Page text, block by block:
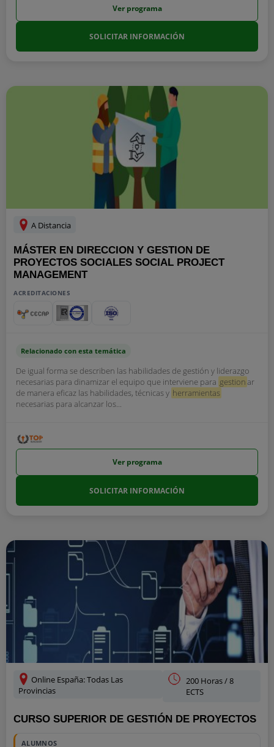
Ver programa
SOLICITAR INFORMACIÓN
A Distancia
MÁSTER EN DIRECCION Y GESTION DE
PROYECTOS SOCIALES SOCIAL PROJECT
MANAGEMENT
ACREDITACIONES
Relacionado con esta temática
De igual forma se describen las habilidades de gestión y liderazgo
necesarias para dinamizar el equipo que interviene para gestionar
de manera eficaz las habilidades, técnicas y herramientas
necesarias para alcanzar los...
Ver programa
SOLICITAR INFORMACIÓN
Online España: Todas Las
Provincias
200 Horas / 8
ECTS
CURSO SUPERIOR DE GESTIÓN DE PROYECTOS
ALUMNOS